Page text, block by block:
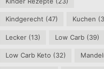
Kindgerecht (47) Kuchen
Lecker(13) Low Carb (39)
Low Carb Keto (32)